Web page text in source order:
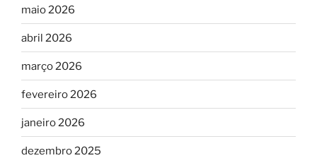
maio 2026
abril 2026
março 2026
fevereiro 2026
janeiro 2026
dezembro 2025